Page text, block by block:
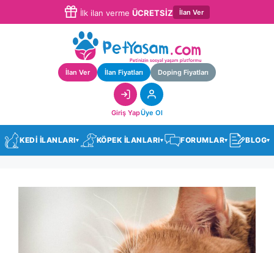
İlk ilan verme ÜCRETSİZ İlan Ver
İlan Ver İlan Fiyatları Doping Fiyatları
Giriş YapÜye Ol
KEDİ İLANLARI▾ KÖPEK İLANLARI▾ FORUMLAR▾ BLOG▾